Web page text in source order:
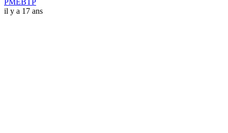
PMEBTP
il y a 17 ans